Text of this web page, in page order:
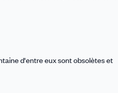
d'entre eux sont obsolètes et